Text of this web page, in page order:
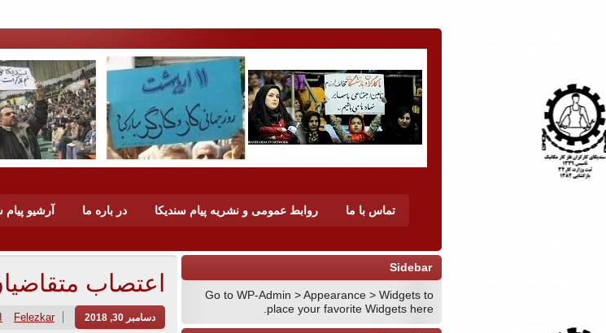
آرشیو پیام در باره ما روابط عمومی و نشریه پیام سندیکا تماس با ما
اعتصاب
دسامبر 30, 2018 Felezkar
Sidebar
Go to WP-Admin > Appearance > Widgets to
place your favorite Widgets here.